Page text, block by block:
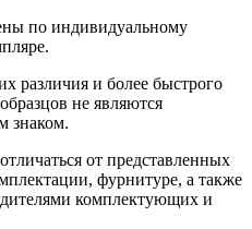
по индивидуальному
различия и более быстрого
не являются
знаком.
от представленных
фурнитуре, а также
комплектующих и